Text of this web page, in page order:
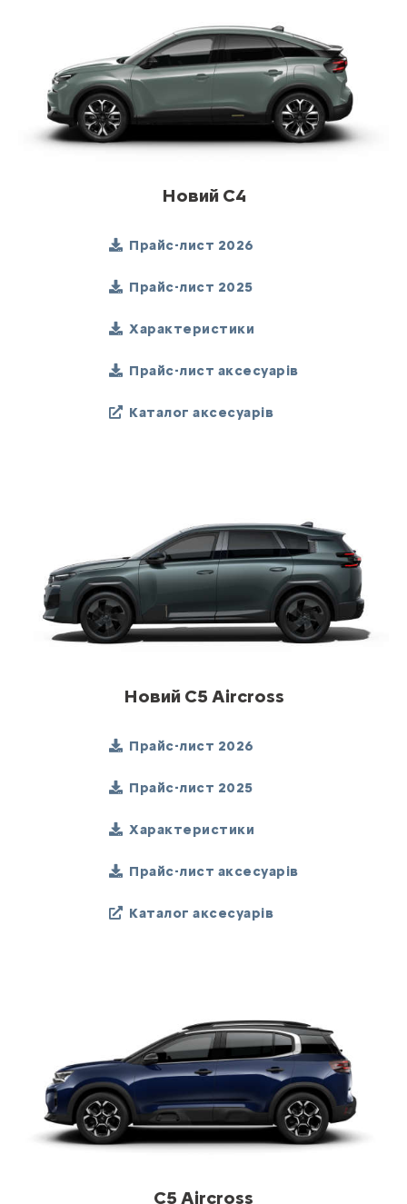
Новий C4
Прайс-лист 2026
Прайс-лист 2025
Характеристики
Прайс-лист аксесуарів
Каталог аксесуарів
Новий C5 Aircross
Прайс-лист 2026
Прайс-лист 2025
Характеристики
Прайс-лист аксесуарів
Каталог аксесуарів
C5 Aircross